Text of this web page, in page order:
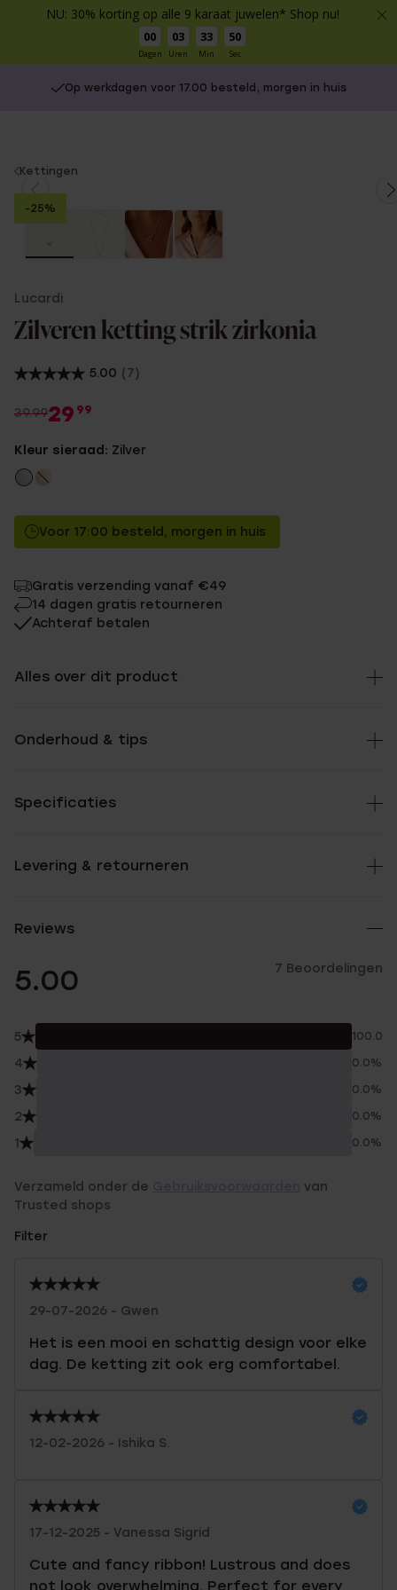
NU: 30% korting op alle 9 karaat juwelen* Shop nu!
00
Dagen
03
Uren
33
Min
50
Sec
Op werkdagen voor 17.00 besteld, morgen in huis
You
are
here:
Kettingen
-25%
Lucardi
Zilveren ketting strik zirkonia
5.00 (7)
39.9929 99
Kleur sieraad: Zilver
Voor 17:00 besteld, morgen in huis
Gratis verzending vanaf €49
14 dagen gratis retourneren
Achteraf betalen
Alles over dit product
Onderhoud & tips
Specificaties
Levering & retourneren
Reviews
5.00 7 Beoordelingen
5 100.0%
4 0.0%
3 0.0%
2 0.0%
1 0.0%
Verzameld onder de
van
Trusted shops
Filter
29-07-2026 - Gwen
Het is een mooi en schattig design voor elke
dag. De ketting zit ook erg comfortabel.
12-02-2026 - Ishika S.
17-12-2025 - Vanessa Sigrid
Cute and fancy ribbon! Lustrous and does
not look overwhelming. Perfect for every